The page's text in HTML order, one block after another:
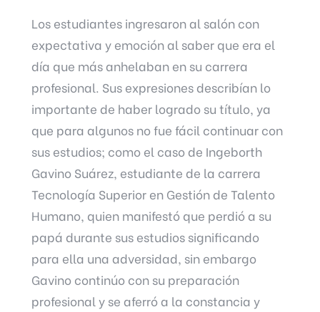
Los estudiantes ingresaron al salón con
expectativa y emoción al saber que era el
día que más anhelaban en su carrera
profesional. Sus expresiones describían lo
importante de haber logrado su título, ya
que para algunos no fue fácil continuar con
sus estudios; como el caso de Ingeborth
Gavino Suárez, estudiante de la carrera
Tecnología Superior en Gestión de Talento
Humano, quien manifestó que perdió a su
papá durante sus estudios significando
para ella una adversidad, sin embargo
Gavino continúo con su preparación
profesional y se aferró a la constancia y